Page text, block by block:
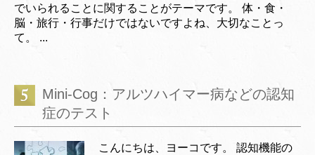
でいられることに関することがテーマです。 体・食・
脳・旅行・行事だけではないですよね、大切なことっ
て。 ...
Mini-Cog：アルツハイマー病などの認知
症のテスト
こんにちは、ヨーコです。 認知機能の